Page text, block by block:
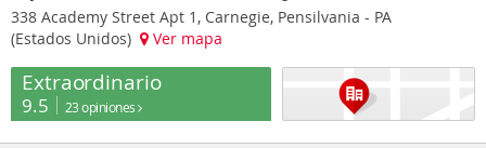
338 Academy Street Apt 1, Carnegie, Pensilvania - PA
(Estados Unidos)
Ver mapa
Extraordinario
9.5 23 opiniones